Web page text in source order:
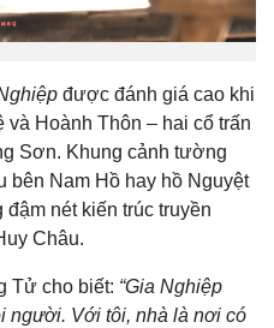
được đánh giá cao khi
Hoành Thôn – hai cổ trấn
Sơn. Khung cảnh tường
bên Nam Hồ hay hồ Nguyệt
nét kiến trúc truyền
Châu.
Tử cho biết: “Gia Nghiệp
người. Với tôi, nhà là nơi có